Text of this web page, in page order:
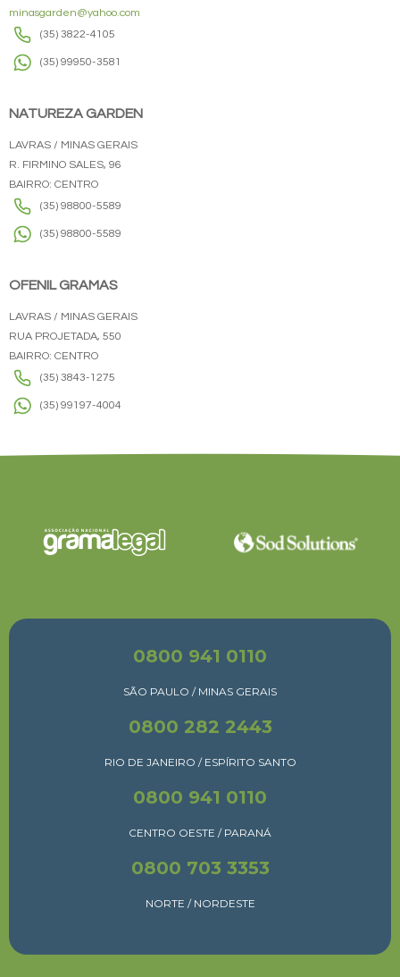
minasgarden@yahoo.com
(35) 3822-4105
(35) 99950-3581
NATUREZA GARDEN
LAVRAS / MINAS GERAIS
R. FIRMINO SALES, 96
BAIRRO: CENTRO
(35) 98800-5589
(35) 98800-5589
OFENIL GRAMAS
LAVRAS / MINAS GERAIS
RUA PROJETADA, 550
BAIRRO: CENTRO
(35) 3843-1275
(35) 99197-4004
0800 941 0110
SÃO PAULO / MINAS GERAIS
0800 282 2443
RIO DE JANEIRO / ESPÍRITO SANTO
0800 941 0110
CENTRO OESTE / PARANÁ
0800 703 3353
NORTE / NORDESTE